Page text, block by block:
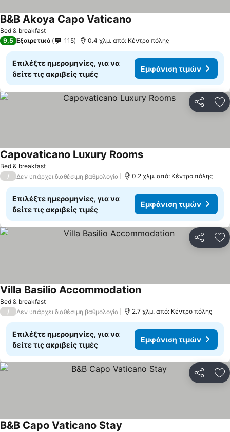
Bed & breakfast
B&B Akoya Capo Vaticano
9,5 Εξαιρετικό 115 0.4 χλμ. από: Κέντρο πόλης
Επιλέξτε ημερομηνίες, για να
δείτε τις ακριβείς τιμές
Εμφάνιση τιμών
Bed & breakfast
Capovaticano Luxury Rooms
/ Δεν υπάρχει διαθέσιμη βαθμολογία 0.2 χλμ. από: Κέντρο πόλης
Επιλέξτε ημερομηνίες, για να
δείτε τις ακριβείς τιμές
Εμφάνιση τιμών
Bed & breakfast
Villa Basilio Accommodation
/ Δεν υπάρχει διαθέσιμη βαθμολογία 2.7 χλμ. από: Κέντρο πόλης
Επιλέξτε ημερομηνίες, για να
δείτε τις ακριβείς τιμές
Εμφάνιση τιμών
B&B Capo Vaticano Stay